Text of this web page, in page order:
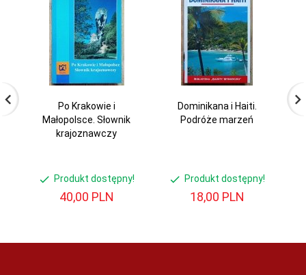
Po Krakowie i
Małopolsce. Słownik
krajoznawczy
Produkt dostępny!
40,00 PLN
Dominikana i Haiti.
Podróże marzeń
Produkt dostępny!
18,00 PLN